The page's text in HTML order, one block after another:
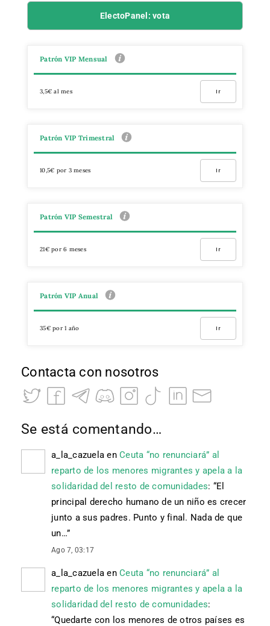
ElectoPanel: vota
Patrón VIP Mensual
3,5€ al mes Ir
Patrón VIP Trimestral
10,5€ por 3 meses Ir
Patrón VIP Semestral
21€ por 6 meses Ir
Patrón VIP Anual
35€ por 1 año Ir
Contacta con nosotros
Se está comentando…
a_la_cazuela en Ceuta “no renunciará” al
reparto de los menores migrantes y apela a la
solidaridad del resto de comunidades: “El
principal derecho humano de un niño es crecer
junto a sus padres. Punto y final. Nada de que
un…”
Ago 7, 03:17
a_la_cazuela en Ceuta “no renunciará” al
reparto de los menores migrantes y apela a la
solidaridad del resto de comunidades:
“Quedarte con los menores de otros países es